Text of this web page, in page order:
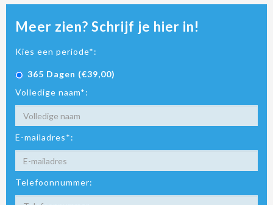
Meer zien? Schrijf je hier in!
Kies een periode*:
365 Dagen (€39,00)
Volledige naam*:
E-mailadres*:
Telefoonnummer: